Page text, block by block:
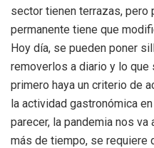
sector tienen terrazas, pero
permanente tiene que
Hoy día, se pueden poner
removerlos a diario y lo
primero haya un criterio de
la actividad gastronómica
parecer, la pandemia nos va
más de tiempo, se requiere